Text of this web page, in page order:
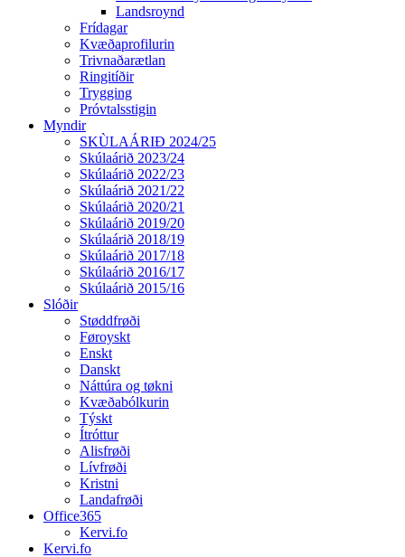
Landsroynd
Frídagar
Kvæðaprofilurin
Trivnaðarætlan
Ringitíðir
Trygging
Próvtalsstigin
Myndir
SKÙLAÁRIÐ 2024/25
Skúlaárið 2023/24
Skúlaárið 2022/23
Skúlaárið 2021/22
Skúlaárið 2020/21
Skúlaárið 2019/20
Skúlaárið 2018/19
Skúlaárið 2017/18
Skúlaárið 2016/17
Skúlaárið 2015/16
Slóðir
Støddfrøði
Føroyskt
Enskt
Danskt
Náttúra og tøkni
Kvæðabólkurin
Týskt
Ítróttur
Alisfrøði
Lívfrøði
Kristni
Landafrøði
Office365
Kervi.fo
Kervi.fo